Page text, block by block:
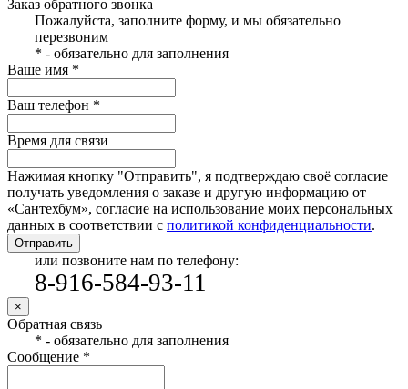
Заказ обратного звонка
Пожалуйста, заполните форму, и мы обязательно
перезвоним
* - обязательно для заполнения
Ваше имя *
Ваш телефон *
Время для связи
Нажимая кнопку "Отправить", я подтверждаю своё согласие
получать уведомления о заказе и другую информацию от
«Сантехбум», согласие на использование моих персональных
данных в соответствии с политикой конфиденциальности.
Отправить
или позвоните нам по телефону:
8-916-584-93-11
×
Обратная связь
* - обязательно для заполнения
Сообщение *